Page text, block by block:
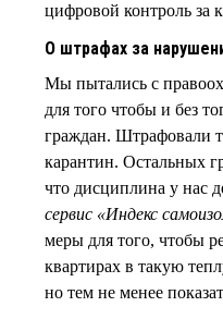
цифровой контроль за
О штрафах за
Мы пытались с
для того чтобы и без
граждан. Штрафовали
карантин. Остальных
что дисциплина у нас
сервис «Индекс
меры для того, чтобы
квартирах в такую
но тем не менее